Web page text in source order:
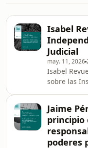
Isabel
Judicial
may. 11, 2026
Isabel
sobre las
elección de
Consejo
una
catedrático
Jaime
principio
poderes